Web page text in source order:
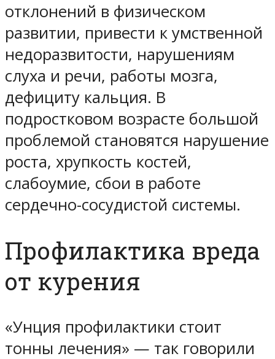
отклонений в физическом
развитии, привести к умственной
недоразвитости, нарушениям
слуха и речи, работы мозга,
дефициту кальция. В
подростковом возрасте большой
проблемой становятся нарушение
роста, хрупкость костей,
слабоумие, сбои в работе
сердечно-сосудистой системы.
Профилактика вреда
от курения
«Унция профилактики стоит
тонны лечения» — так говорили